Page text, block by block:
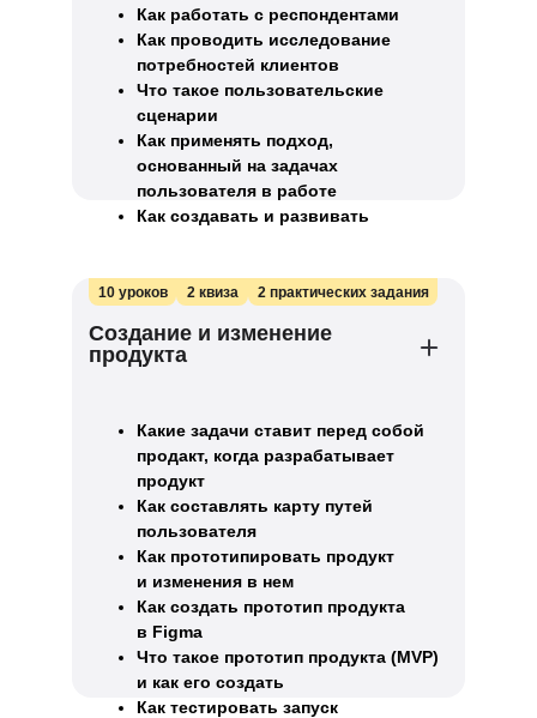
Как работать с респондентами
Как проводить исследование
потребностей клиентов
Что такое пользовательские
сценарии
Как применять подход,
основанный на задачах
пользователя в работе
Как создавать и развивать
10 уроков 2 квиза 2 практических задания
Создание и изменение
продукта
Какие задачи ставит перед собой
продакт, когда разрабатывает
продукт
Как составлять карту путей
пользователя
Как прототипировать продукт
и изменения в нем
Как создать прототип продукта
в Figma
Что такое прототип продукта (MVP)
и как его создать
Как тестировать запуск